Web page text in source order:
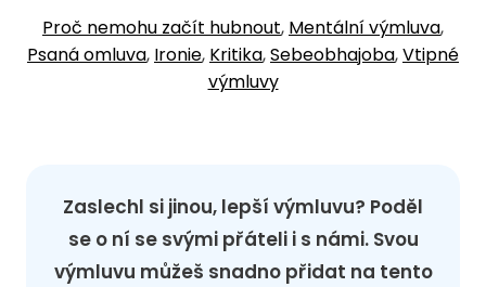
Proč nemohu začít hubnout, Mentální výmluva,
Psaná omluva, Ironie, Kritika,Sebeobhajoba,Vtipné
výmluvy
Zaslechl si jinou, lepší výmluvu? Poděl
se o ní se svými přáteli i s námi. Svou
výmluvu můžeš snadno přidat na tento